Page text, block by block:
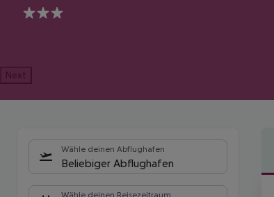
3
Next
Wähle deinen Abflughafen
Beliebiger Abflughafen
Wähle deinen Reisezeitraum